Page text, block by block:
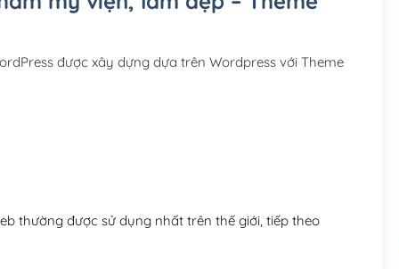
Hosting 5GB SSD (1
được xây dựng dựa trên Wordpress với Theme
thường được sử dụng nhất trên thế giới, tiếp theo